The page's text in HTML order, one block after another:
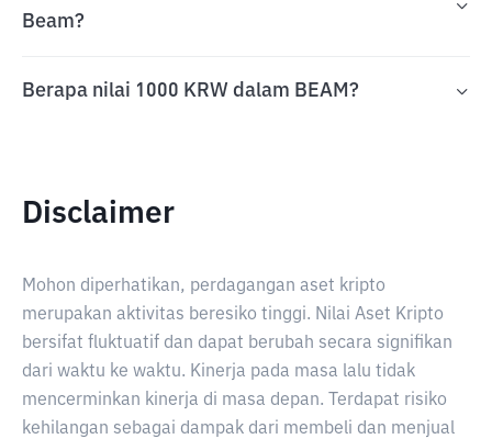
Beam?
Berapa nilai 1000 KRW dalam BEAM?
Disclaimer
Mohon diperhatikan, perdagangan aset kripto
merupakan aktivitas beresiko tinggi. Nilai Aset Kripto
bersifat fluktuatif dan dapat berubah secara signifikan
dari waktu ke waktu. Kinerja pada masa lalu tidak
mencerminkan kinerja di masa depan. Terdapat risiko
kehilangan sebagai dampak dari membeli dan menjual